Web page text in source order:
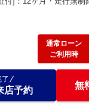
通常ローン
ご利用時
店予約 無